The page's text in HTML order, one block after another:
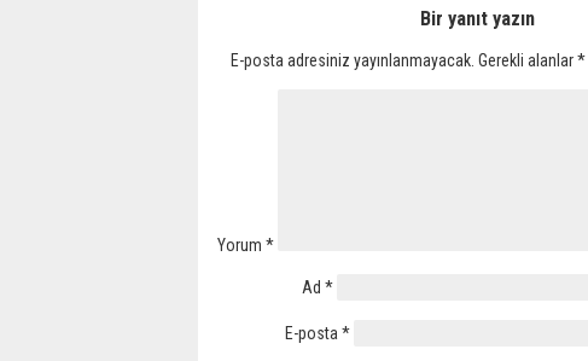
Bir yanıt yazın
E-posta adresiniz yayınlanmayacak. Gerekli alanlar*
Yorum *
Ad *
E-posta *